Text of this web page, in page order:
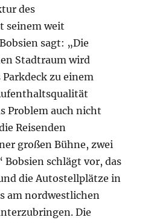
des
seinem weit
sagt: „Die
Stadtraum wird
Parkdeck zu einem
Problem auch nicht
Reisenden
großen Bühne, zwei
Bobsien schlägt vor, das
die Autostellplätze in
am nordwestlichen
Die